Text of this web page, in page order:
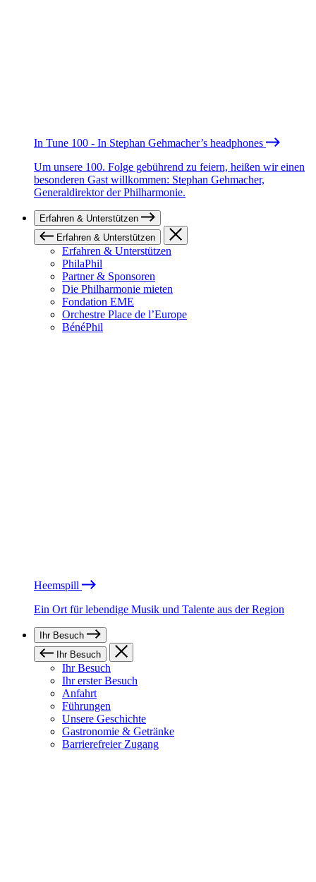
In Tune 100 - In Stephan Gehmacher’s headphones
Um unsere 100. Folge gebührend zu feiern, heißen wir einen
besonderen Gast willkommen: Stephan Gehmacher,
Generaldirektor der Philharmonie.
Erfahren & Unterstützen
Erfahren & Unterstützen
Erfahren & Unterstützen
PhilaPhil
Partner & Sponsoren
Die Philharmonie mieten
Fondation EME
Orchestre Place de l’Europe
BénéPhil
Heemspill
Ein Ort für lebendige Musik und Talente aus der Region
Ihr Besuch
Ihr Besuch
Ihr Besuch
Ihr erster Besuch
Anfahrt
Führungen
Unsere Geschichte
Gastronomie & Getränke
Barrierefreier Zugang